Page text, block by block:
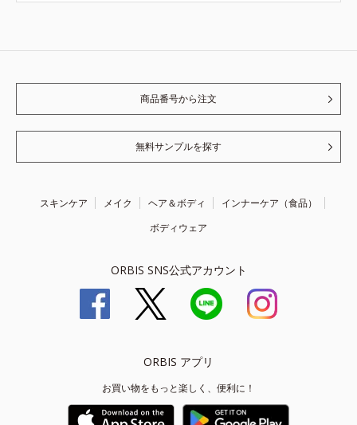
商品番号から注文
無料サンプルを探す
スキンケア メイク ヘア＆ボディ
インナーケア（食品）
ボディウェア
ORBIS SNS公式アカウント
ORBIS アプリ
お買い物をもっと楽しく、便利に！